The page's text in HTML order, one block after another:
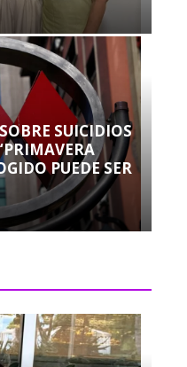
SUICIDIOS
PUEDE SER